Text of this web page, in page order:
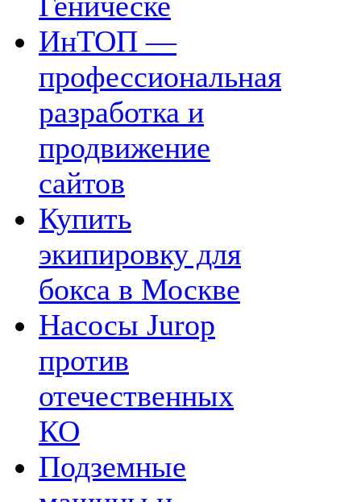
ИнТОП —
профессиональная
разработка и
продвижение
сайтов
Купить
экипировку для
бокса в Москве
Насосы Jurop
против
отечественных
КО
Подземные